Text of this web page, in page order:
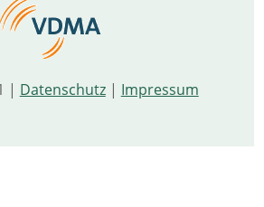
| Datenschutz| Impressum